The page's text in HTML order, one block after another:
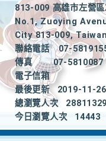
813-009 高雄市左營
No.1, Zuoying
City 813-009,
聯絡電話
07-
傳真
07-5810087
電子信箱
最後更新
2019-11-26
總瀏覽人次
28811329
今日瀏覽人次
14443